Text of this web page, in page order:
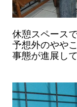
休憩スペースで
予想外のやや
事態が進展して